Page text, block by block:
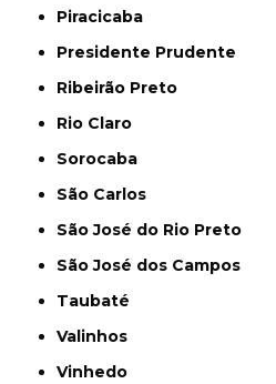
Piracicaba
Presidente Prudente
Ribeirão Preto
Rio Claro
Sorocaba
São Carlos
São José do Rio Preto
São José dos Campos
Taubaté
Valinhos
Vinhedo